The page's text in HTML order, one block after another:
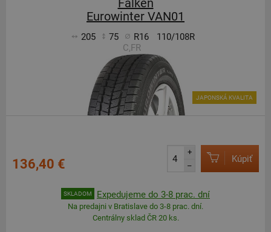
Falken
Eurowinter VAN01
205 75 R16
110/108R
C,FR
JAPONSKÁ KVALITA
136,40 €
+
–
Kúpiť
SKLADOM Expedujeme do 3-8 prac. dní
Na predajni v Bratislave do 3-8 prac. dní.
Centrálny sklad ČR 20 ks.